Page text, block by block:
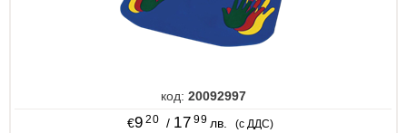
код: 20092997
€9 20 / 17 99 лв. (с ДДС)